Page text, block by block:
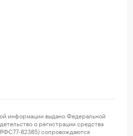
информации выдано Федеральной
о регистрации средства
82385) сопровождаются